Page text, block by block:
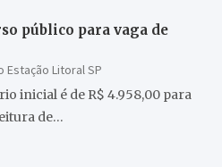
público para vaga de
Estação Litoral SP
inicial é de R$ 4.958,00 para
de…